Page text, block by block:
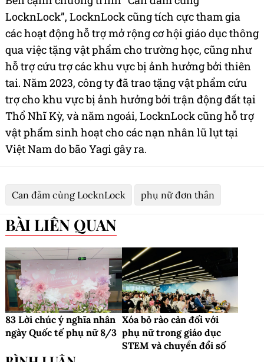
LocknLock”, LocknLock cũng tích cực tham gia
các hoạt động hỗ trợ mở rộng cơ hội giáo dục thông
qua việc tặng vật phẩm cho trường học, cũng như
hỗ trợ cứu trợ các khu vực bị ảnh hưởng bởi thiên
tai. Năm 2023, công ty đã trao tặng vật phẩm cứu
trợ cho khu vực bị ảnh hưởng bởi trận động đất tại
Thổ Nhĩ Kỳ, và năm ngoái, LocknLock cũng hỗ trợ
vật phẩm sinh hoạt cho các nạn nhân lũ lụt tại
Việt Nam do bão Yagi gây ra.
Can đảm cùng LocknLock phụ nữ đơn thân
BÀI LIÊN QUAN
83 Lời chúc ý nghĩa nhân
ngày Quốc tế phụ nữ 8/3
Xóa bỏ rào cản đối với
phụ nữ trong giáo dục
STEM và chuyển đổi số